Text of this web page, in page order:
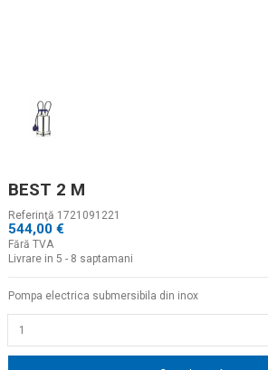
BEST 2 M
Referinţă 1721091221
544,00 €
Fără TVA
Livrare in 5 - 8 saptamani
Pompa electrica submersibila din inox